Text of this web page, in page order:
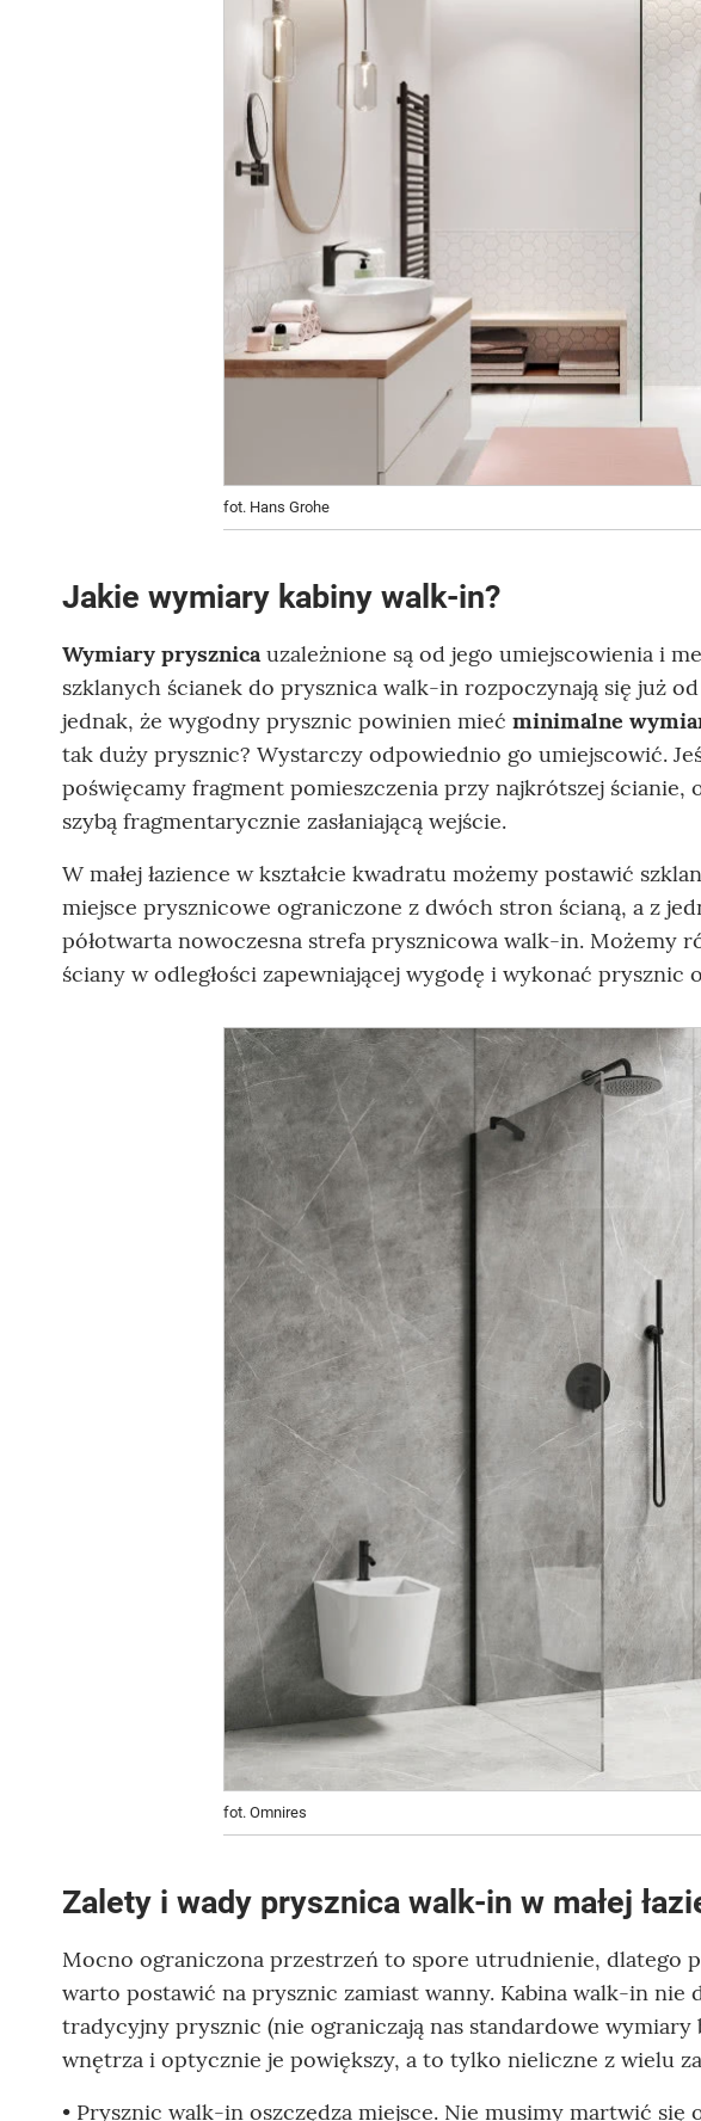
fot. Hans Grohe
Jakie wymiary kabiny walk-in?
Wymiary prysznicauzależnione są od jego umiejscowienia i
szklanych ścianek do prysznica walk-in rozpoczynają się już
jednak, że wygodny prysznic powinien mieć minimalne
tak duży prysznic? Wystarczy odpowiednio go umiejscowić.
poświęcamy fragment pomieszczenia przy najkrótszej ścianie,
szybą fragmentarycznie zasłaniającą wejście.
W małej łazience w kształcie kwadratu możemy postawić
miejsce prysznicowe ograniczone z dwóch stron ścianą, a z
półotwarta nowoczesna strefa prysznicowa walk-in. Możemy
ściany w odległości zapewniającej wygodę i wykonać
fot. Omnires
Zalety i wady prysznica walk-in w małej
Mocno ograniczona przestrzeń to spore utrudnienie, dlatego
warto postawić na prysznic zamiast wanny. Kabina walk-in nie
tradycyjny prysznic (nie ograniczają nas standardowe
wnętrza i optycznie je powiększy, a to tylko nieliczne z wielu
• Prysznic walk-in oszczędza miejsce. Nie musimy martwić